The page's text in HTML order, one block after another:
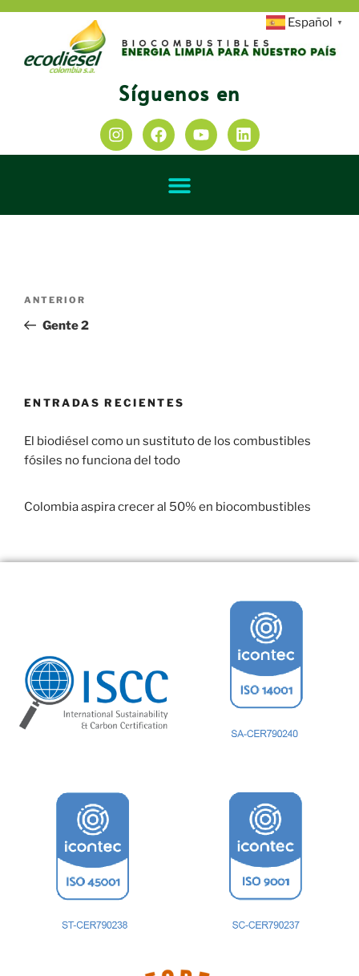
Síguenos en
ANTERIOR
Gente 2
ENTRADAS RECIENTES
El biodiésel como un sustituto de los combustibles
fósiles no funciona del todo
Colombia aspira crecer al 50% en biocombustibles
Español ▼